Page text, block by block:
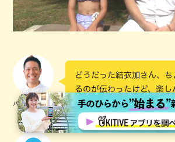
パッション屋良
どうだった結衣加さん、
るのが伝わったけど、楽し